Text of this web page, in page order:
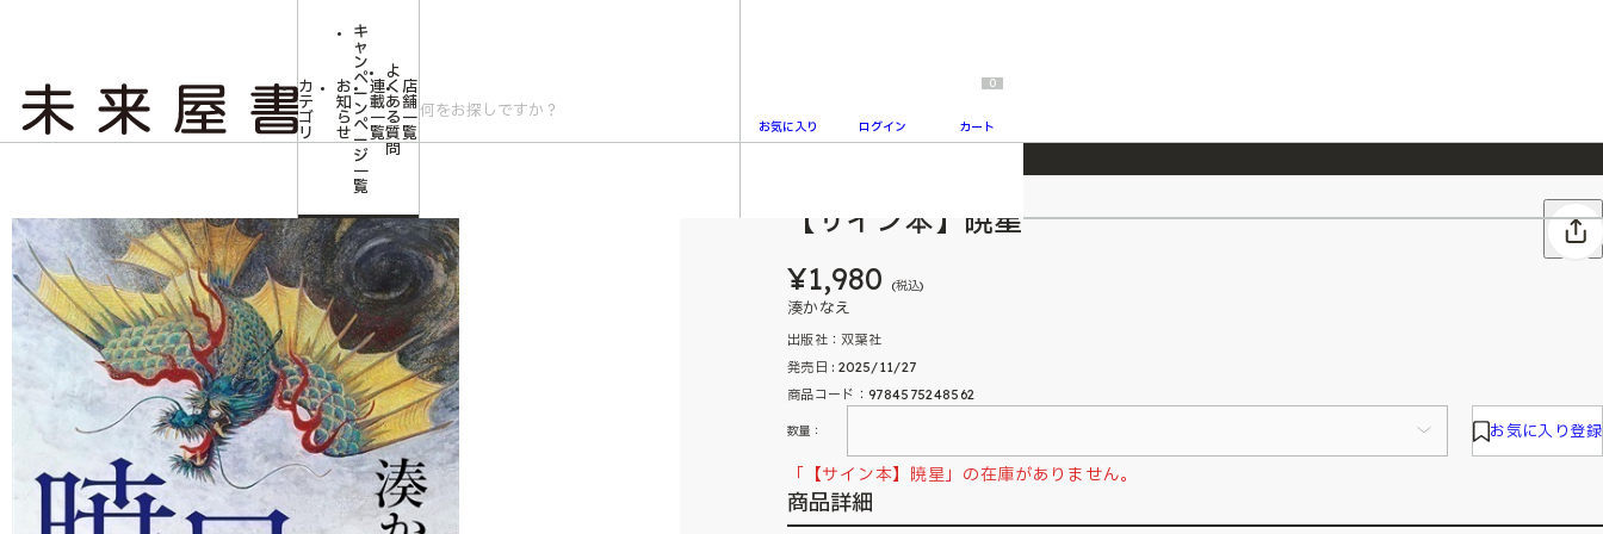
2026/7/23 『ONE PIECE magazine 021 ONE PIECEカード付き同梱版』発売延期のご案内
カ
テ
ゴ
リ
お
知
ら
せ
キ
ャ
ン
ペ
ー
ン
ペ
ー
ジ
一
覧
連
載
一
覧
よ
く
あ
る
質
問
店
舗
一
覧
お気に入り ログイン
0
カート
【サイン本】暁星
【サイン本】暁星
¥1,980 (税込)
湊かなえ
出版社：双葉社
発売日 : 2025/11/27
商品コード：9784575248562
数量： お気に入り登録
「【サイン本】暁星」の在庫がありません。
商品詳細